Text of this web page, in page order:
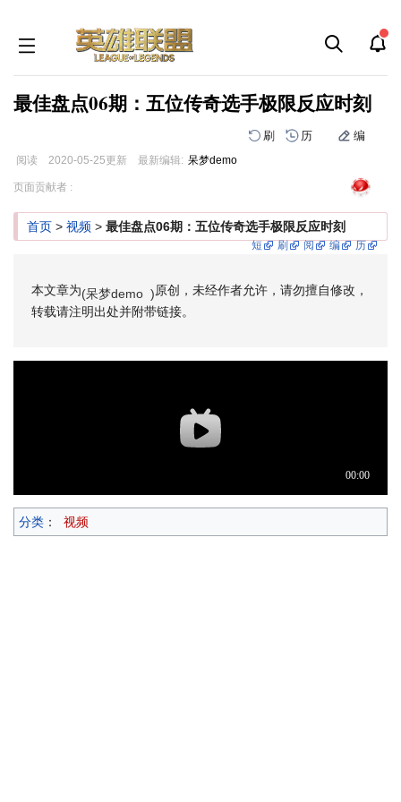
最佳盘点06期：五位传奇选手极限反应时刻
刷 历 编
阅读 2020-05-25更新 最新编辑: 呆梦demo
跳
到
导
跳
到
搜
页面贡献者 :
首页 > 视频 > 最佳盘点06期：五位传奇选手极限反应时刻
短 刷 阅 编 历
本文章为(呆梦demo )原创，未经作者允许，请勿擅自修改，
转载请注明出处并附带链接。
分类 ： 视频